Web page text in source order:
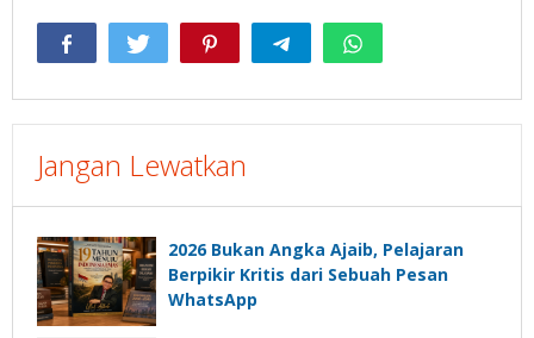
Jangan Lewatkan
2026 Bukan Angka Ajaib, Pelajaran
Berpikir Kritis dari Sebuah Pesan
WhatsApp